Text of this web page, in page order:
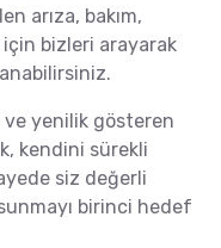
arıza, bakım,
bizleri arayarak
ve yenilik gösteren
kendini sürekli
siz değerli
birinci hedef